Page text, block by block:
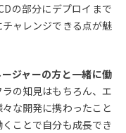
の部分にデプロイまで
ャレンジできる点が魅
ジャーの方と一緒に働
の知見はもちろん、エ
な開発に携わったこと
ことで自分も成長でき